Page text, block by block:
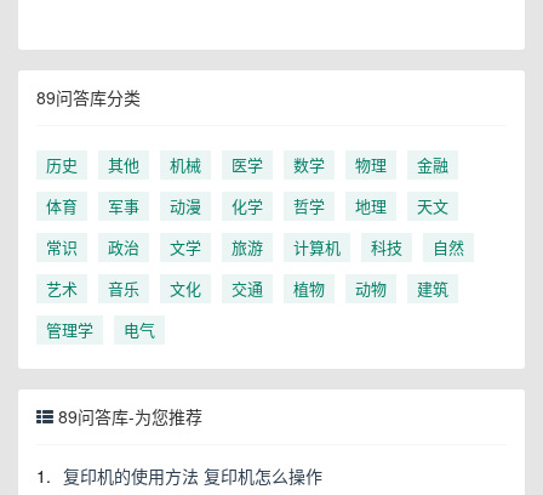
89问答库分类
历史 其他 机械 医学 数学 物理
金融
体育
军事 动漫 化学 哲学 地理
天文
常识
政治 文学 旅游 计算机 科技
自然
艺术
音乐 文化 交通 植物 动物
建筑
管理学
电气
89问答库-为您推荐
1. 复印机的使用方法 复印机怎么操作